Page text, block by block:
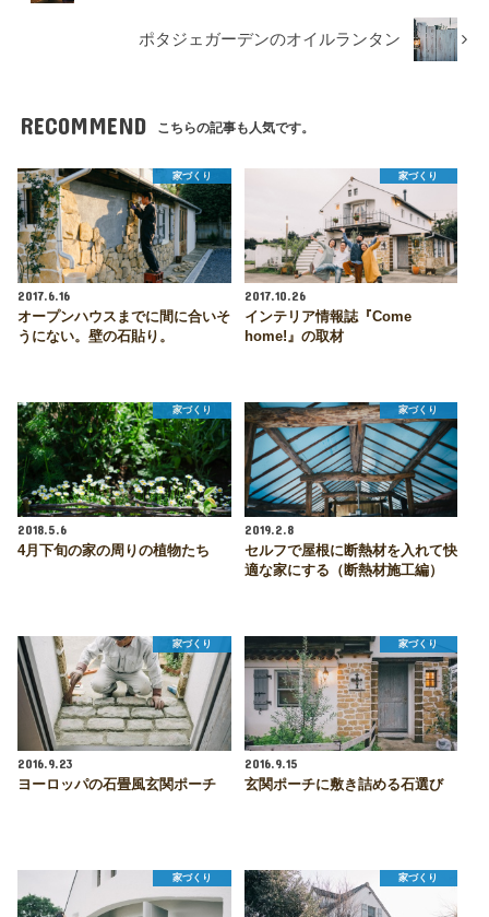
ポタジェガーデンのオイルランタン
RECOMMEND こちらの記事も人気です。
家づくり
2017.6.16
オープンハウスまでに間に合いそ
うにない。壁の石貼り。
家づくり
2017.10.26
インテリア情報誌『Come
home!』の取材
家づくり
2018.5.6
4月下旬の家の周りの植物たち
家づくり
2019.2.8
セルフで屋根に断熱材を入れて快
適な家にする（断熱材施工編）
家づくり
2016.9.23
ヨーロッパの石畳風玄関ポーチ
家づくり
2016.9.15
玄関ポーチに敷き詰める石選び
家づくり 家づくり